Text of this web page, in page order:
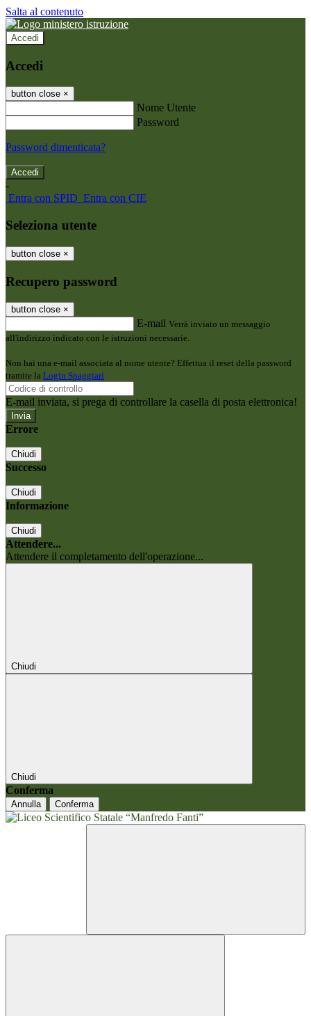
Salta al contenuto
Accedi
Accedi
button close ×
Nome Utente
Password
Password dimenticata?
-
Entra con SPID Entra con CIE
Seleziona utente
button close ×
Recupero password
button close ×
E-mail Verrà inviato un messaggio
all'indirizzo indicato con le istruzioni necessarie.
Non hai una e-mail associata al nome utente? Effettua il reset della password
tramite la Login Spaggiari
E-mail inviata, si prega di controllare la casella di posta elettronica!
Errore
Chiudi
Successo
Chiudi
Informazione
Chiudi
Attendere...
Attendere il completamento dell'operazione...
Chiudi
Chiudi
Conferma
Annulla Conferma